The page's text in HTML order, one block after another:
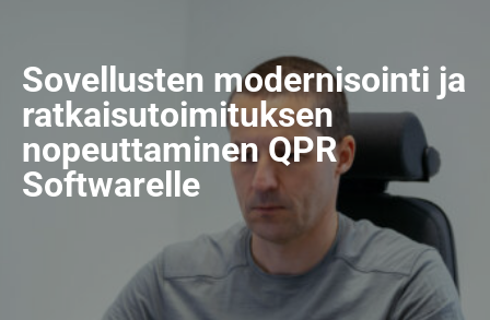
Sovellusten modernisointi ja
ratkaisutoimituksen
nopeuttaminen QPR
Softwarelle